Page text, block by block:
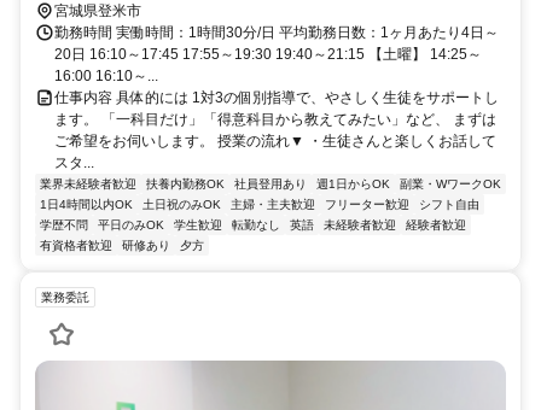
宮城県登米市
勤務時間 実働時間：1時間30分/日 平均勤務日数：1ヶ月あたり4日～
20日 16:10～17:45 17:55～19:30 19:40～21:15 【土曜】 14:25～
16:00 16:10～...
仕事内容 具体的には 1対3の個別指導で、やさしく生徒をサポートし
ます。 「一科目だけ」「得意科目から教えてみたい」など、 まずは
ご希望をお伺いします。 授業の流れ▼ ・生徒さんと楽しくお話して
スタ...
業界未経験者歓迎 扶養内勤務OK 社員登用あり 週1日からOK
副業・WワークOK
1日4時間以内OK
土日祝のみOK 主婦・主夫歓迎 フリーター歓迎
シフト自由
学歴不問
平日のみOK 学生歓迎 転勤なし 英語 未経験者歓迎
経験者歓迎
有資格者歓迎
研修あり 夕方
業務委託